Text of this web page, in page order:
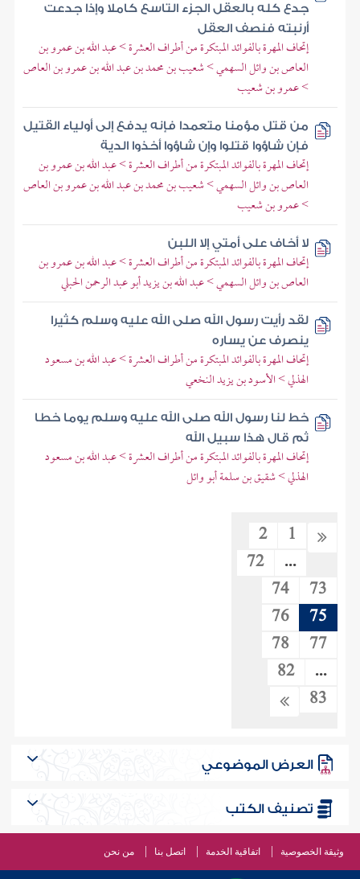
جدع كله بالعقل الجزء التاسع كاملا وإذا جدعت
أرنبته فنصف العقل
إتحاف المهرة بالفوائد المبتكرة من أطراف العشرة > عبد الله بن عمرو بن
العاص بن وائل السهمي > شعيب بن محمد بن عبد الله بن عمرو بن العاص
> عمرو بن شعيب
من قتل مؤمنا متعمدا فإنه يدفع إلى أولياء القتيل
فإن شاؤوا قتلوا وإن شاؤوا أخذوا الدية
إتحاف المهرة بالفوائد المبتكرة من أطراف العشرة > عبد الله بن عمرو بن
العاص بن وائل السهمي > شعيب بن محمد بن عبد الله بن عمرو بن العاص
> عمرو بن شعيب
لا أخاف على أمتي إلا اللبن
إتحاف المهرة بالفوائد المبتكرة من أطراف العشرة > عبد الله بن عمرو بن
العاص بن وائل السهمي > عبد الله بن يزيد أبو عبد الرحمن الحبلي
لقد رأيت رسول الله صلى الله عليه وسلم كثيرا
ينصرف عن يساره
إتحاف المهرة بالفوائد المبتكرة من أطراف العشرة > عبد الله بن مسعود
الهذلي > الأسود بن يزيد النخعي
خط لنا رسول الله صلى الله عليه وسلم يوما خطا
ثم قال هذا سبيل الله
إتحاف المهرة بالفوائد المبتكرة من أطراف العشرة > عبد الله بن مسعود
الهذلي > شقيق بن سلمة أبو وائل
1
2
...
72
73
74
75
76
77
78
...
82
83
العرض الموضوعي
تصنيف الكتب
وثيقة الخصوصية اتفاقية الخدمة اتصل بنا من نحن